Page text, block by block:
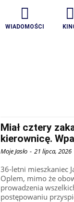
WIADOMOŚCI
Miał cztery
kierownicę.
Moje Jasło - 21 lipca, 2026
36-letni mieszkaniec
Oplem, mimo że
prowadzenia
postępowaniu